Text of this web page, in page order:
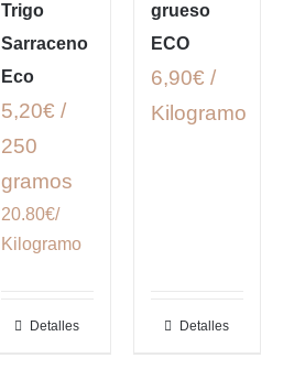
Trigo
Sarraceno
Eco
5,20€ /
250
gramos
20.80€/
Kilogramo
Detalles
grueso
ECO
6,90€ /
Kilogramo
Detalles